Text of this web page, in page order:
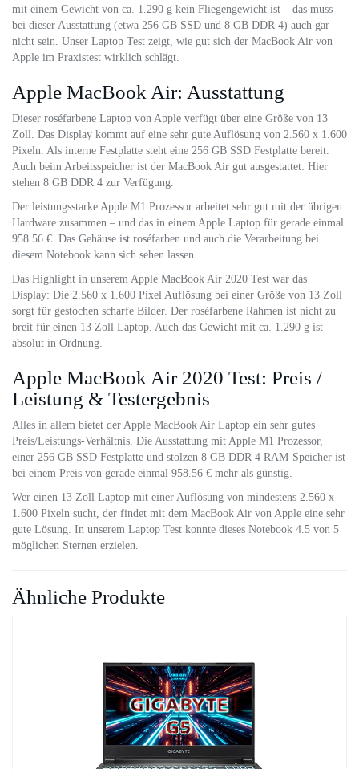
mit einem Gewicht von ca. 1.290 g kein Fliegengewicht ist – das muss
bei dieser Ausstattung (etwa 256 GB SSD und 8 GB DDR 4) auch gar
nicht sein. Unser Laptop Test zeigt, wie gut sich der MacBook Air von
Apple im Praxistest wirklich schlägt.
Apple MacBook Air: Ausstattung
Dieser roséfarbene Laptop von Apple verfügt über eine Größe von 13
Zoll. Das Display kommt auf eine sehr gute Auflösung von 2.560 x 1.600
Pixeln. Als interne Festplatte steht eine 256 GB SSD Festplatte bereit.
Auch beim Arbeitsspeicher ist der MacBook Air gut ausgestattet: Hier
stehen 8 GB DDR 4 zur Verfügung.
Der leistungsstarke Apple M1 Prozessor arbeitet sehr gut mit der übrigen
Hardware zusammen – und das in einem Apple Laptop für gerade einmal
958.56 €. Das Gehäuse ist roséfarben und auch die Verarbeitung bei
diesem Notebook kann sich sehen lassen.
Das Highlight in unserem Apple MacBook Air 2020 Test war das
Display: Die 2.560 x 1.600 Pixel Auflösung bei einer Größe von 13 Zoll
sorgt für gestochen scharfe Bilder. Der roséfarbene Rahmen ist nicht zu
breit für einen 13 Zoll Laptop. Auch das Gewicht mit ca. 1.290 g ist
absolut in Ordnung.
Apple MacBook Air 2020 Test: Preis /
Leistung & Testergebnis
Alles in allem bietet der Apple MacBook Air Laptop ein sehr gutes
Preis/Leistungs-Verhältnis. Die Ausstattung mit Apple M1 Prozessor,
einer 256 GB SSD Festplatte und stolzen 8 GB DDR 4 RAM-Speicher ist
bei einem Preis von gerade einmal 958.56 € mehr als günstig.
Wer einen 13 Zoll Laptop mit einer Auflösung von mindestens 2.560 x
1.600 Pixeln sucht, der findet mit dem MacBook Air von Apple eine sehr
gute Lösung. In unserem Laptop Test konnte dieses Notebook 4.5 von 5
möglichen Sternen erzielen.
Ähnliche Produkte